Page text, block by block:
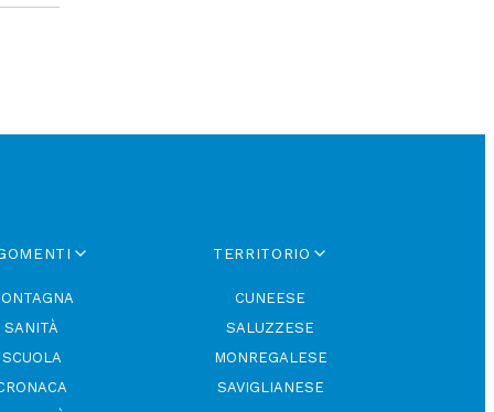
SANITÀ
SCUOLA
TERRITORIO
CUNEESE
SALUZZESE
MONREGALESE
SAVIGLIANESE